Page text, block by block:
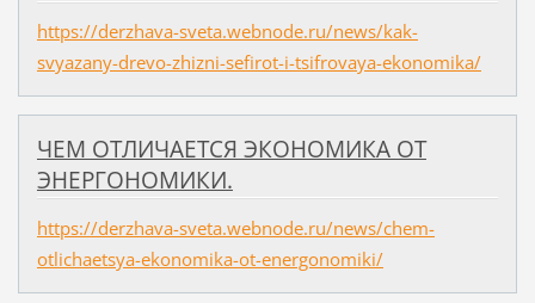
https://derzhava-sveta.webnode.ru/news/kak-
svyazany-drevo-zhizni-sefirot-i-tsifrovaya-ekonomika/
ЧЕМ ОТЛИЧАЕТСЯ ЭКОНОМИКА ОТ
ЭНЕРГОНОМИКИ.
https://derzhava-sveta.webnode.ru/news/chem-
otlichaetsya-ekonomika-ot-energonomiki/